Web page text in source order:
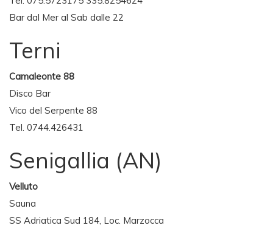
Bar dal Mer al Sab dalle 22
Terni
Camaleonte 88
Disco Bar
Vico del Serpente 88
Tel. 0744.426431
Senigallia (AN)
Velluto
Sauna
SS Adriatica Sud 184, Loc. Marzocca